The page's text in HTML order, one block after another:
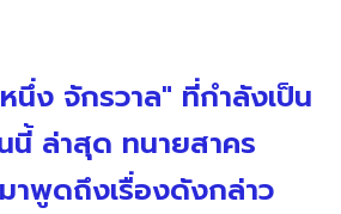
นึ่ง จักรวาล" ที่กำลังเป็น
นี้ ล่าสุด ทนายสาคร
าพูดถึงเรื่องดังกล่าว